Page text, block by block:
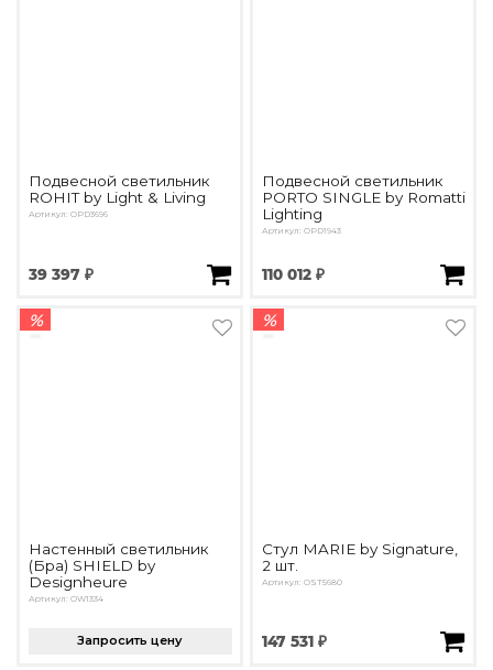
Подвесной светильник
ROHIT by Light & Living
Артикул: OPD3696
39 397 ₽
Подвесной светильник
PORTO SINGLE by Romatti
Lighting
Артикул: OPD1943
110 012 ₽
%
Настенный светильник
(Бра) SHIELD by
Designheure
Артикул: OW1334
Запросить цену
%
Стул MARIE by Signature,
2 шт.
Артикул: OST5680
147 531 ₽